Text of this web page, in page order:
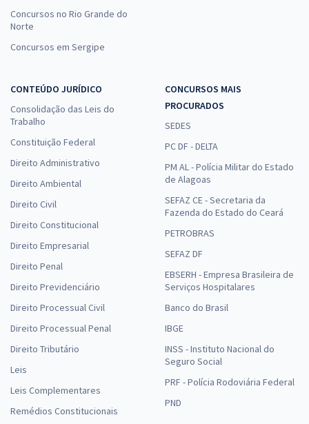
Específicos para o Bloco 2 - Cultura e Educação
ou R$ 329,90 à vista
CNU 2025 - Concurso Nacional Unificado - Conhecimentos Gerais para
o Bloco 7 - Justiça e Defesa
16,65
Comprar
CNU 2025 - Concurso Nacional Unificado Conhecimentos Gerais para
ou R$ 299,90 à vista
Concursos no Rio Grande do
Norte
Concursos em Sergipe
CONTEÚDO JURÍDICO
Consolidação das Leis do
Trabalho
Constituição Federal
Direito Administrativo
Direito Ambiental
Direito Civil
Direito Constitucional
Direito Empresarial
Direito Penal
Direito Previdenciário
Direito Processual Civil
Direito Processual Penal
Direito Tributário
Leis
Leis Complementares
Remédios Constitucionais
CONCURSOS MAIS
PROCURADOS
SEDES
PC DF - DELTA
PM AL - Polícia Militar do Estado
de Alagoas
SEFAZ CE - Secretaria da
Fazenda do Estado do Ceará
PETROBRAS
SEFAZ DF
EBSERH - Empresa Brasileira de
Serviços Hospitalares
Banco do Brasil
IBGE
INSS - Instituto Nacional do
Seguro Social
PRF - Polícia Rodoviária Federal
PND